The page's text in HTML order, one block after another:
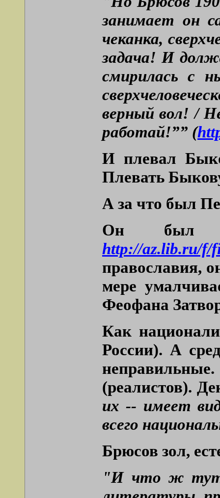
занимает он
чеканка,
задача! И
смирилась с
верный вол! /
работай!”” (
И плевал
Плевать
А за что был
Он был
http://az.lib.ru/f/
православия,
мере
Феофана
Как
России). А
(реалистов).
их -- имеет
всего
Брюсов зол,
"И что ж тут